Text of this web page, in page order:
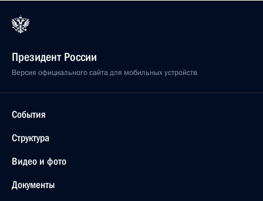
Президент России
Версия официального сайта для мобильных устройств
События
Структура
Видео и фото
Документы